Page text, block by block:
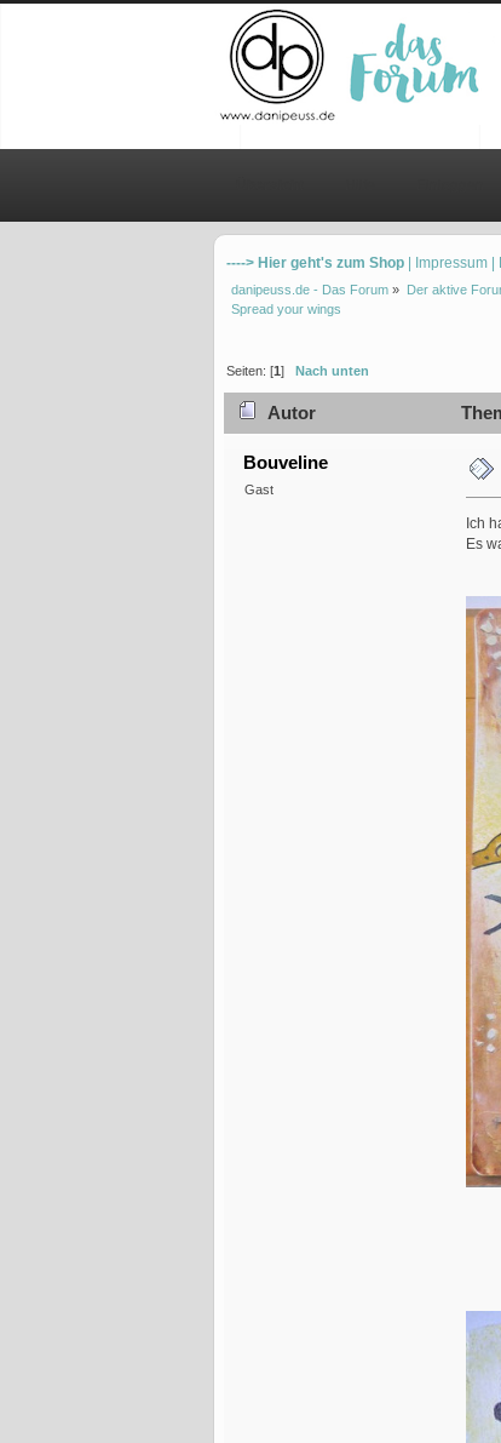
----> Hier geht's zum Shop | Impressum
danipeuss.de - Das Forum » Der aktive
Spread your wings
Seiten: [1] Nach unten
Autor
Bouveline
Gast
Ich
Es